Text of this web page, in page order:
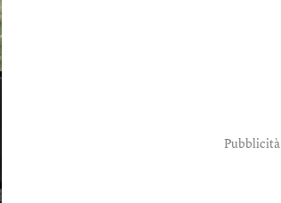
Pubblicità